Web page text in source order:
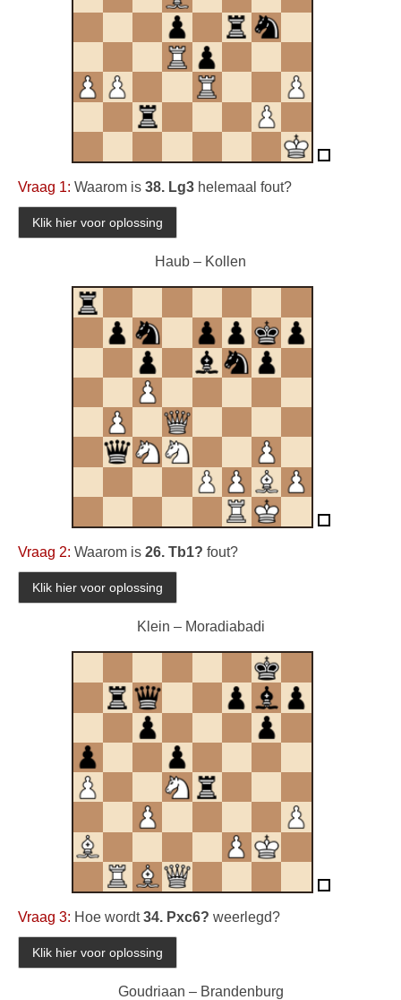
Vraag 1: Waarom is 38. Lg3 helemaal fout?
Haub – Kollen
Vraag 2: Waarom is 26. Tb1? fout?
Klein – Moradiabadi
Vraag 3: Hoe wordt34. Pxc6? weerlegd?
Goudriaan – Brandenburg